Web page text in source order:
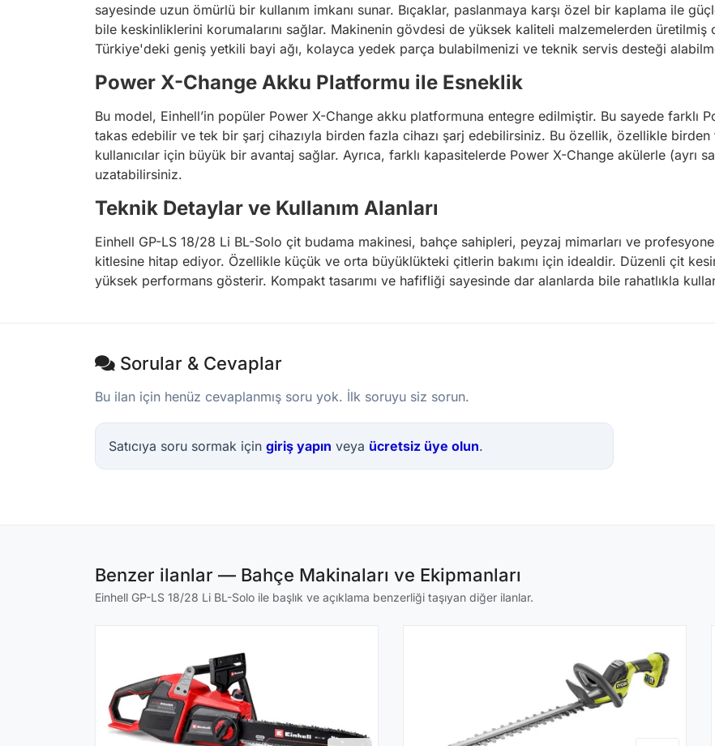
sayesinde uzun ömürlü bir kullanım imkanı sunar. Bıçaklar, paslanmaya karşı özel bir kaplama ile
bile keskinliklerini korumalarını sağlar. Makinenin gövdesi de yüksek kaliteli malzemelerden üretilmiş
Türkiye'deki geniş yetkili bayi ağı, kolayca yedek parça bulabilmenizi ve teknik servis desteği
Power X-Change Akku Platformu ile Esneklik
Bu model, Einhell’in popüler Power X-Change akku platformuna entegre edilmiştir. Bu sayede farklı
takas edebilir ve tek bir şarj cihazıyla birden fazla cihazı şarj edebilirsiniz. Bu özellik, özellikle birden
kullanıcılar için büyük bir avantaj sağlar. Ayrıca, farklı kapasitelerde Power X-Change akülerle (ayrı
uzatabilirsiniz.
Teknik Detaylar ve Kullanım Alanları
Einhell GP-LS 18/28 Li BL-Solo çit budama makinesi, bahçe sahipleri, peyzaj mimarları ve profesyonel
kitlesine hitap ediyor. Özellikle küçük ve orta büyüklükteki çitlerin bakımı için idealdir. Düzenli çit
yüksek performans gösterir. Kompakt tasarımı ve hafifliği sayesinde dar alanlarda bile rahatlıkla
Sorular & Cevaplar
Bu ilan için henüz cevaplanmış soru yok. İlk soruyu siz sorun.
Satıcıya soru sormak için giriş yapın veya ücretsiz üye olun.
Benzer ilanlar — Bahçe Makinaları ve Ekipmanları
Einhell GP-LS 18/28 Li BL-Solo ile başlık ve açıklama benzerliği taşıyan diğer ilanlar.